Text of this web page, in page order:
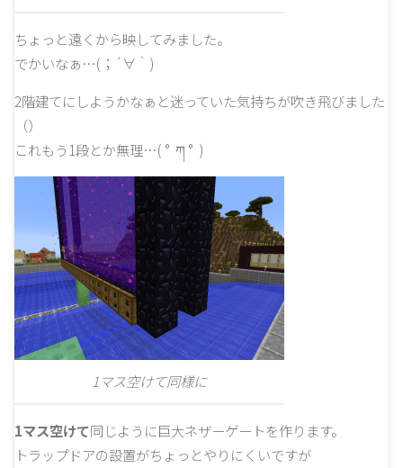
ちょっと遠くから映してみました。
でかいなぁ…(；´∀｀)
2階建てにしようかなぁと迷っていた気持ちが吹き飛びました
（）
これもう1段とか無理…( ° ཀ ° )
1マス空けて同様に
1マス空けて同じように巨大ネザーゲートを作ります。
トラップドアの設置がちょっとやりにくいですが